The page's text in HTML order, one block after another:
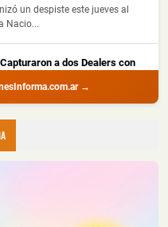
un despiste este jueves al
Nacio...
a dos Dealers con
demorados durante
→